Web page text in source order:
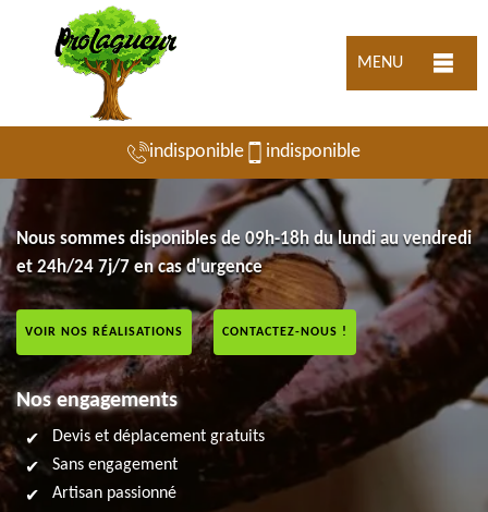
MENU
indisponible indisponible
Nous sommes disponibles de 09h-18h du lundi au vendredi
et 24h/24 7j/7 en cas d'urgence
VOIR NOS RÉALISATIONS CONTACTEZ-NOUS !
Nos engagements
Devis et déplacement gratuits
Sans engagement
Artisan passionné